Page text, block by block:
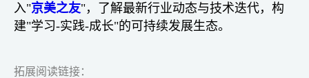
入"京美之友"，了解最新行业动态与技术迭代，构
建"学习-实践-成长"的可持续发展生态。
拓展阅读链接：